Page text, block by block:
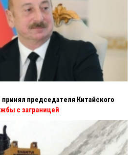
председателя Китайского
с заграницей